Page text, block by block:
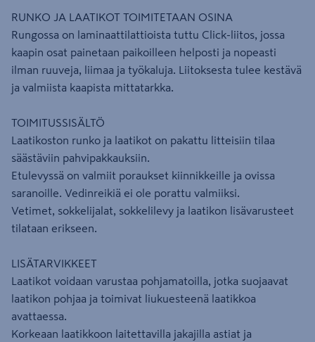
RUNKO JA LAATIKOT TOIMITETAAN OSINA
Rungossa on laminaattilattioista tuttu Click-liitos, jossa
kaapin osat painetaan paikoilleen helposti ja nopeasti
ilman ruuveja, liimaa ja työkaluja. Liitoksesta tulee kestävä
ja valmiista kaapista mittatarkka.
TOIMITUSSISÄLTÖ
Laatikoston runko ja laatikot on pakattu litteisiin tilaa
säästäviin pahvipakkauksiin.
Etulevyssä on valmiit poraukset kiinnikkeille ja ovissa
saranoille. Vedinreikiä ei ole porattu valmiiksi.
Vetimet, sokkelijalat, sokkelilevy ja laatikon lisävarusteet
tilataan erikseen.
LISÄTARVIKKEET
Laatikot voidaan varustaa pohjamatoilla, jotka suojaavat
laatikon pohjaa ja toimivat liukuesteenä laatikkoa
avattaessa.
Korkeaan laatikkoon laitettavilla jakajilla astiat ja